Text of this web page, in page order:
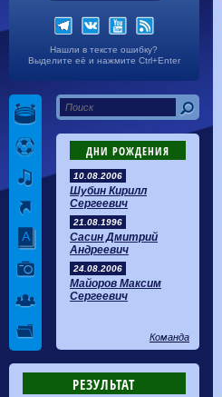
Нашли в тексте ошибку?
Выделите её и нажмите Ctrl+Enter
ДНИ РОЖДЕНИЯ
10.08.2006
Шубин Кирилл
Сергеевич
21.08.1996
Сасин Дмитрий
Андреевич
24.08.2006
Майоров Максим
Сергеевич
Команда
РЕЗУЛЬТАТ